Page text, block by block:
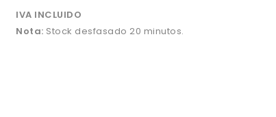
IVA INCLUIDO
Nota: Stock desfasado 20 minutos.